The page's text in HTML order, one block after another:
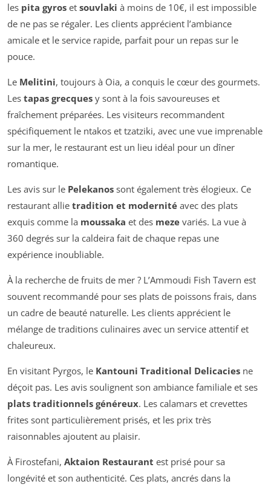
les pita gyros et souvlaki à moins de 10€, il est impossible
de ne pas se régaler. Les clients apprécient l’ambiance
amicale et le service rapide, parfait pour un repas sur le
pouce.
Le Melitini, toujours à Oia, a conquis le cœur des gourmets.
Les tapas grecques y sont à la fois savoureuses et
fraîchement préparées. Les visiteurs recommandent
spécifiquement le ntakos et tzatziki, avec une vue imprenable
sur la mer, le restaurant est un lieu idéal pour un dîner
romantique.
Les avis sur le Pelekanos sont également très élogieux. Ce
restaurant allie tradition et modernité avec des plats
exquis comme la moussaka et des meze variés. La vue à
360 degrés sur la caldeira fait de chaque repas une
expérience inoubliable.
À la recherche de fruits de mer ? L’Ammoudi Fish Tavern est
souvent recommandé pour ses plats de poissons frais, dans
un cadre de beauté naturelle. Les clients apprécient le
mélange de traditions culinaires avec un service attentif et
chaleureux.
En visitant Pyrgos, le Kantouni Traditional Delicacies ne
déçoit pas. Les avis soulignent son ambiance familiale et ses
plats traditionnels généreux. Les calamars et crevettes
frites sont particulièrement prisés, et les prix très
raisonnables ajoutent au plaisir.
À Firostefani, Aktaion Restaurant est prisé pour sa
longévité et son authenticité. Ces plats, ancrés dans la